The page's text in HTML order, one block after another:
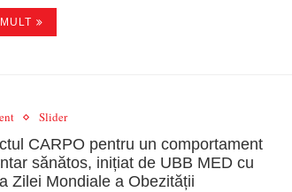
Slider
CARPO pentru un comportament
sănătos, inițiat de UBB MED cu
Zilei Mondiale a Obezității